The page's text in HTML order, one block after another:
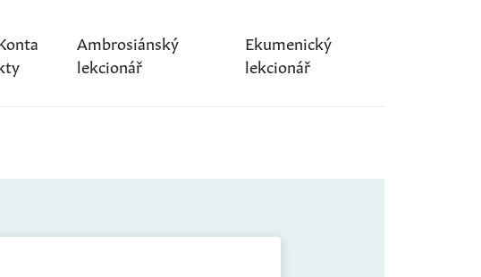
Ambrosiánský
lekcionář
Ekumenický
lekcionář